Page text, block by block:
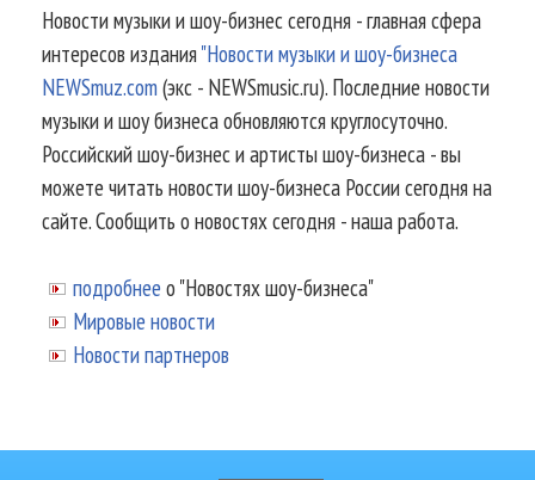
Новости музыки и шоу-бизнес сегодня - главная сфера
интересов издания"Новости музыки и шоу-бизнеса
NEWSmuz.com(экс - NEWSmusic.ru). Последние новости
музыки и шоу бизнеса обновляются круглосуточно.
Российский шоу-бизнес и артисты шоу-бизнеса - вы
можете читать новости шоу-бизнеса России сегодня на
сайте. Сообщить о новостях сегодня - наша работа.
подробнее о "Новостях шоу-бизнеса"
Мировые новости
Новости партнеров